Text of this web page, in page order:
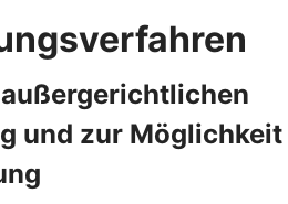
und zur Möglichkeit